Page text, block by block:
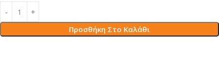
Προσθήκη Στο Καλάθι